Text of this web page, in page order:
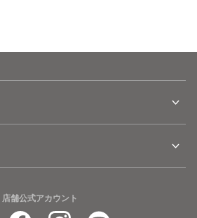
店舗公式アカウント